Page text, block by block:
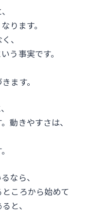
ります。
、
う事実です。
ます。
動きやすさは、
なら、
ころから始めて
と、